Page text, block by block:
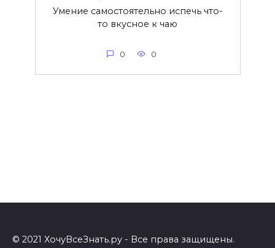
Умение самостоятельно испечь что-
то вкусное к чаю
0 0
© 2021 ХочуВсеЗнать.ру - Все права защищены.